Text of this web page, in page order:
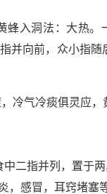
蜂入洞法：大热
并向前，众小指
冷气冷痰俱灵应
中二指并列，置于
，感冒，耳窍堵塞